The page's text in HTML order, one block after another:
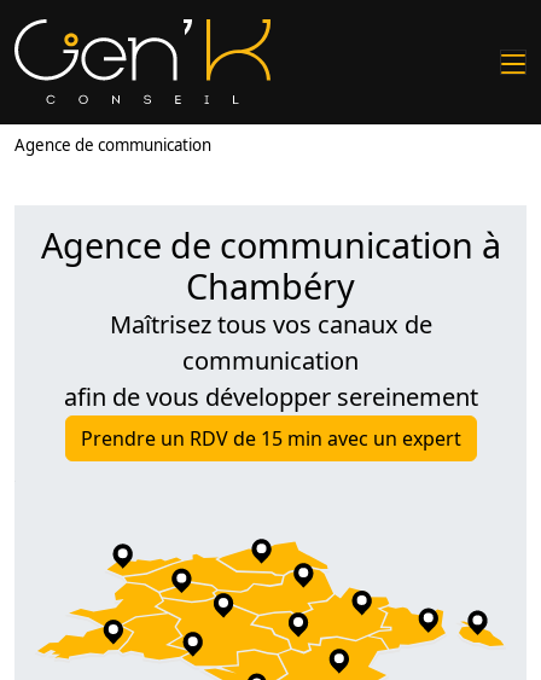
Agence de communication
Agence de communication à
Chambéry
Maîtrisez tous vos canaux de
communication
afin de vous développer sereinement
Prendre un RDV de 15 min avec un expert